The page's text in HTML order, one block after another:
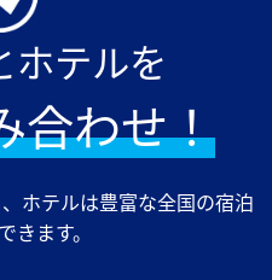
ホテルを
合わせ！
ホテルは豊富な全国の宿泊
ます。